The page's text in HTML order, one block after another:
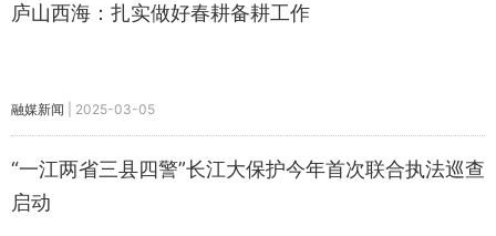
庐山西海：扎实做好春耕备耕工作
融媒新闻 2025-03-05
“一江两省三县四警”长江大保护今年首次联合执法巡查
启动